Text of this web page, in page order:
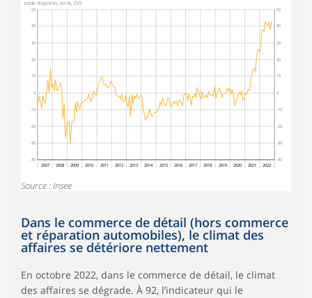
-40
-30
-20
-10
0
10
20
30
40
50
-40
-30
-20
-10
0
10
20
30
40
50
solde d’opinion, en %, CVS
2007 2008 2009 2010 2011 2012 2013 2014 2015 2016 2017 2018 2019 2020 2021 2022
Source : Insee
Dans le commerce de détail (hors commerce
et réparation automobiles), le climat des
affaires se détériore nettement
En octobre 2022, dans le commerce de détail, le climat
des affaires se dégrade. À 92, l’indicateur qui le